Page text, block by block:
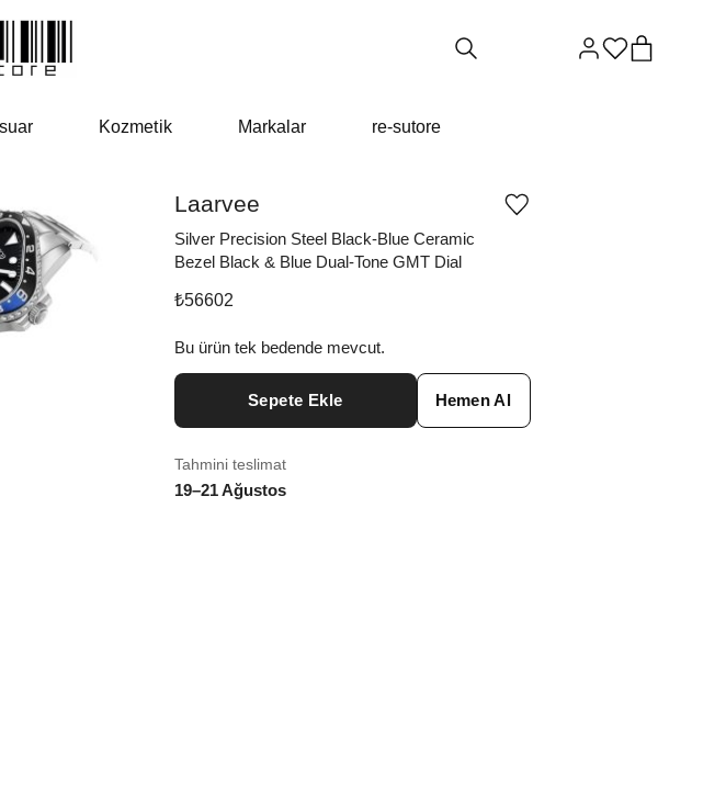
Kozmetik Markalar re-sutore
Laarvee
Silver Precision Steel Black-Blue Ceramic
Bezel Black & Blue Dual-Tone GMT Dial
Ürünü
₺56602
Bu ürün tek bedende mevcut.
Sepete Ekle Hemen Al
Tahmini teslimat
19–21 Ağustos